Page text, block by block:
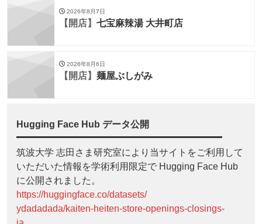
2026年8月7日
【開店】 七宝麻辣湯 大井町店
2026年8月6日
【開店】 麺屋ぶしがみ
Hugging Face Hub データ公開
筑波大学 志田さま研究室により当サイトをご利用して
いただいた情報を学術利用限定で Hugging Face Hub
に公開されました。
https://huggingface.co/datasets/
ydadadada/kaiten-heiten-store-openings-closings-